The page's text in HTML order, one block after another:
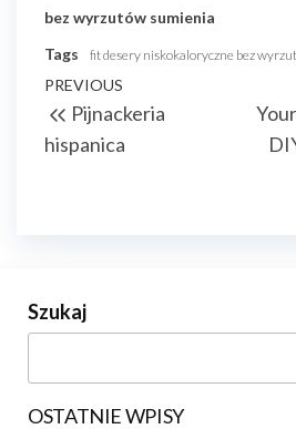
bez wyrzutów sumienia
Tags
fit desery niskokaloryczne bez
Nawigacja
wpisu
Previous
Post
PREVIOUS
Pijnackeria
hispanica
Szukaj
OSTATNIE WPISY